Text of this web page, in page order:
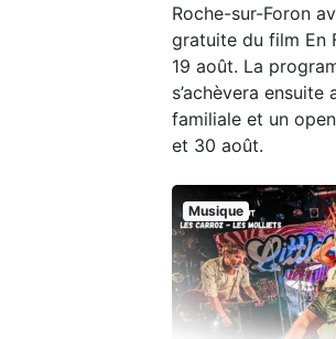
Roche-sur-Foron
gratuite du film En
19 août. La
s’achèvera ensuite
familiale et un
et 30 août.
Musique